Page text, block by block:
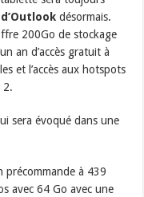
désormais.
200Go de stockage
an d’accès gratuit à
et l’accès aux hotspots
2.
sera évoqué dans une
précommande à 439
avec 64 Go avec une